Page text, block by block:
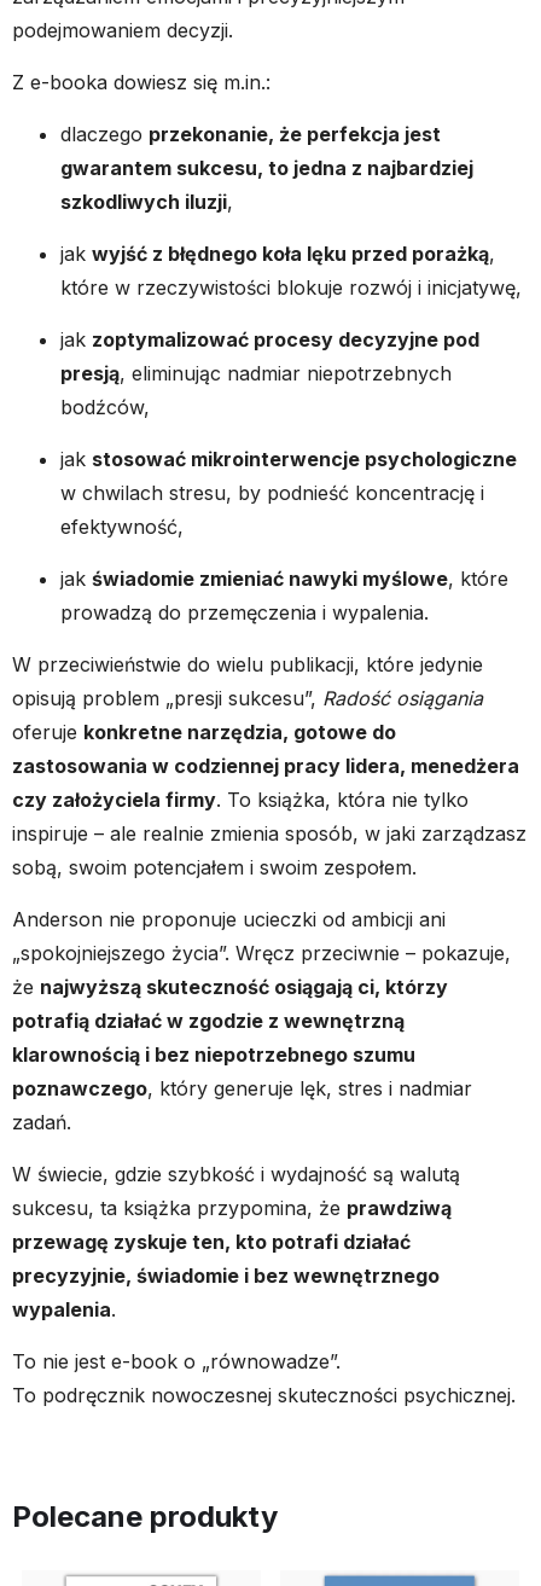
podejmowaniem decyzji.
Z e-booka dowiesz się m.in.:
dlaczego przekonanie, że perfekcja jest
gwarantem sukcesu, to jedna z najbardziej
szkodliwych iluzji,
jak wyjść z błędnego koła lęku przed porażką,
które w rzeczywistości blokuje rozwój i inicjatywę,
jak zoptymalizować procesy decyzyjne pod
presją, eliminując nadmiar niepotrzebnych
bodźców,
jak stosować mikrointerwencje psychologiczne
w chwilach stresu, by podnieść koncentrację i
efektywność,
jak świadomie zmieniać nawyki myślowe, które
prowadzą do przemęczenia i wypalenia.
W przeciwieństwie do wielu publikacji, które jedynie
opisują problem „presji sukcesu”, Radość osiągania
oferuje konkretne narzędzia, gotowe do
zastosowania w codziennej pracy lidera, menedżera
czy założyciela firmy. To książka, która nie tylko
inspiruje – ale realnie zmienia sposób, w jaki zarządzasz
sobą, swoim potencjałem i swoim zespołem.
Anderson nie proponuje ucieczki od ambicji ani
„spokojniejszego życia”. Wręcz przeciwnie – pokazuje,
że najwyższą skuteczność osiągają ci, którzy
potrafią działać w zgodzie z wewnętrzną
klarownością i bez niepotrzebnego szumu
poznawczego, który generuje lęk, stres i nadmiar
zadań.
W świecie, gdzie szybkość i wydajność są walutą
sukcesu, ta książka przypomina, że prawdziwą
przewagę zyskuje ten, kto potrafi działać
precyzyjnie, świadomie i bez wewnętrznego
wypalenia.
To nie jest e-book o „równowadze”.
To podręcznik nowoczesnej skuteczności psychicznej.
Polecane produkty